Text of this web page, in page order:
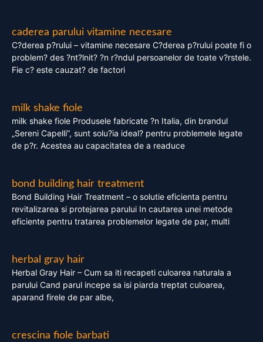
caderea parului vitamine necesare
C?derea p?rului – vitamine necesare C?derea p?rului poate fi o
problem? des ?nt?lnit? ?n r?ndul persoanelor de toate v?rstele.
Fie c? este cauzat? de factori
milk shake fiole
milk shake fiole Produsele fabricate ?n Italia, din brandul
„Sereni Capelli”, sunt solu?ia ideal? pentru problemele legate
de p?r. Acestea au capacitatea de a readuce
bond building hair treatment
Bond Building Hair Treatment – o solutie eficienta pentru
revitalizarea si protejarea parului In cautarea unei metode
eficiente pentru tratarea problemelor legate de par, multi
herbal gray hair
Herbal Gray Hair – Cum sa iti recapeti culoarea naturala a
parului Cand parul incepe sa isi piarda treptat culoarea,
aparand firele de par albe,
crescina fiole barbati